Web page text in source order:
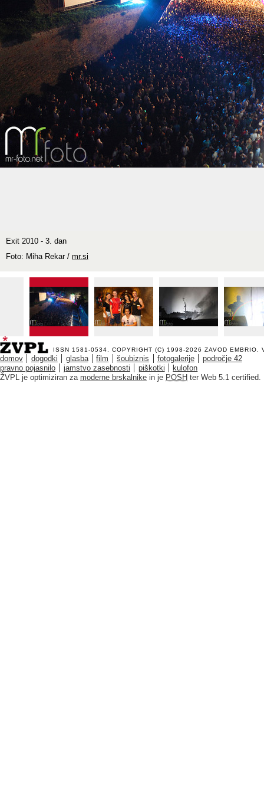
Exit 2010 - 3. dan
Foto: Miha Rekar / mr.si
ISSN 1581-0534. COPYRIGHT (C) 1998-2026 ZAVOD EMBRIO .
domov dogodki glasba film šoubiznis fotogalerije
področje 42
pravno pojasnilo
jamstvo zasebnosti piškotki
kulofon
ŽVPL je optimiziran za moderne brskalnike in je POSH ter Web 5.1 certified.